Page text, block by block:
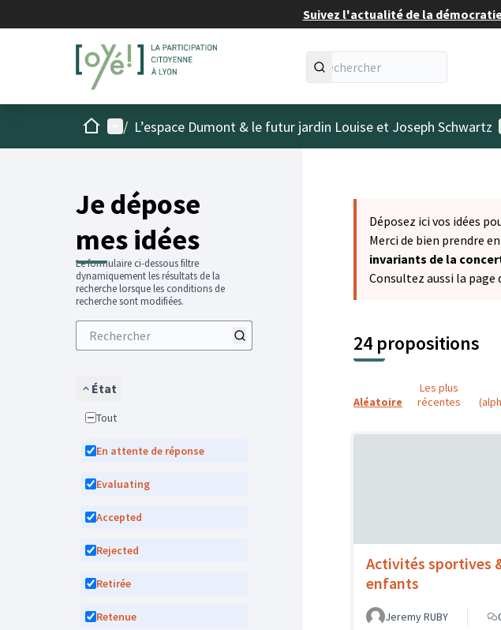
Suivez l'actualité de la
AccueilMenu principal
/ L’espace Dumont & le futur jardin Louise et Joseph Schwartz
Je dépose
mes idées
Le formulaire ci-dessous filtre
dynamiquement les résultats de la
recherche lorsque les conditions de
recherche sont modifiées.
État
Tout
En attente de réponse
Evaluating
Accepted
Rejected
Retirée
Retenue
Déposez ici vos idées
Merci de bien prendre
invariants de la
Consultez aussi la
24 propositions
Aléatoire
Les plus
récentes
Activités sportives
enfants
Jeremy RUBY